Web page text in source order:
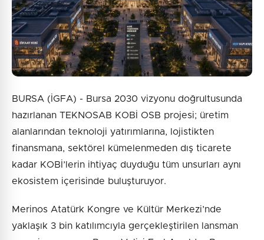
BURSA (İGFA) - Bursa 2030 vizyonu doğrultusunda
hazırlanan TEKNOSAB KOBİ OSB projesi; üretim
alanlarından teknoloji yatırımlarına, lojistikten
finansmana, sektörel kümelenmeden dış ticarete
kadar KOBİ’lerin ihtiyaç duyduğu tüm unsurları aynı
ekosistem içerisinde buluşturuyor.
Merinos Atatürk Kongre ve Kültür Merkezi’nde
yaklaşık 3 bin katılımcıyla gerçekleştirilen lansman